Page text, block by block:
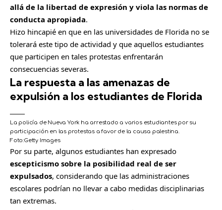
allá de la libertad de expresión y viola las normas de
conducta apropiada.
Hizo hincapié en que en las universidades de Florida no se
tolerará este tipo de actividad y que aquellos estudiantes
que participen en tales protestas enfrentarán
consecuencias severas.
La respuesta a las amenazas de
expulsión a los estudiantes de Florida
La policía de Nueva York ha arrestado a varios estudiantes por su
participación en las protestas a favor de la causa palestina.
Foto:Getty Images
C
o
m
p
a
Por su parte, algunos estudiantes han expresado
escepticismo sobre la posibilidad real de ser
expulsados, considerando que las administraciones
escolares podrían no llevar a cabo medidas disciplinarias
tan extremas.